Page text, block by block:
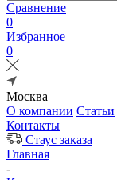
Сравнение
0
Избранное
0
Москва
О компании Статьи
Контакты
Стаус заказа
Главная
-